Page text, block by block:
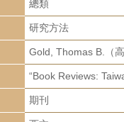
總類
研究方法
Gold, Thomas B.（高
“Book Reviews:
期刊